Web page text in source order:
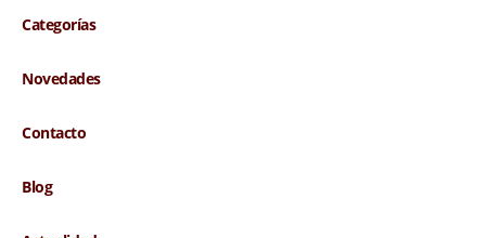
Categorías
Novedades
Contacto
Blog